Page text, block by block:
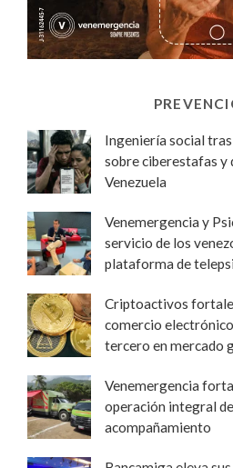
Ingeniería social
sobre ciberestafas y
Venezuela
Venemergencia y
servicio de los
plataforma de
Criptoactivos
comercio
tercero en mercado
Venemergencia
operación integral
acompañamiento